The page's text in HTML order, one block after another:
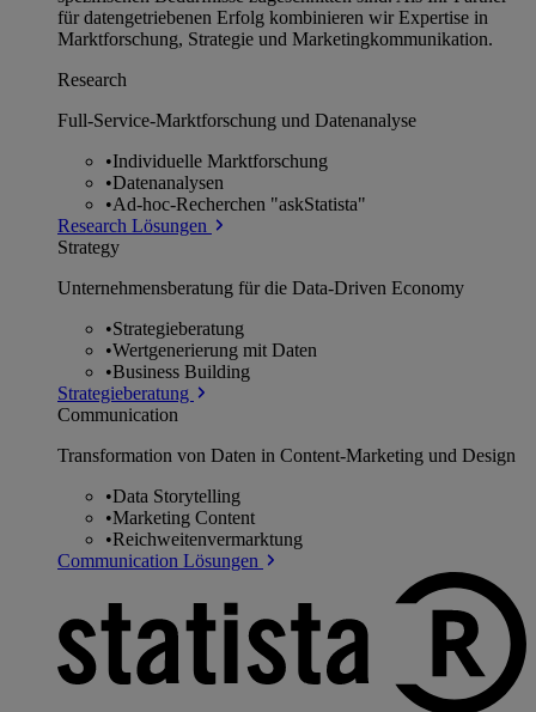
für datengetriebenen Erfolg kombinieren wir Expertise in
Marktforschung, Strategie und Marketingkommunikation.
Research
Full-Service-Marktforschung und Datenanalyse
•Individuelle Marktforschung
•Datenanalysen
•Ad-hoc-Recherchen "askStatista"
Research Lösungen
Strategy
Unternehmens­beratung für die Data-Driven Economy
•Strategieberatung
•Wertgenerierung mit Daten
•Business Building
Strategieberatung
Communication
Transformation von Daten in Content-Marketing und Design
•Data Storytelling
•Marketing Content
•Reichweitenvermarktung
Communication Lösungen